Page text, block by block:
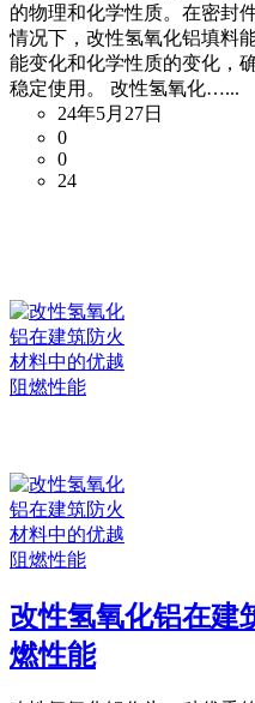
的物理和化学性质。在密封
情况下，改性氢氧化铝填料
能变化和化学性质的变化，
稳定使用。 改性氢氧化…...
24年5月27日
0
0
24
改性氢氧化铝在建
燃性能